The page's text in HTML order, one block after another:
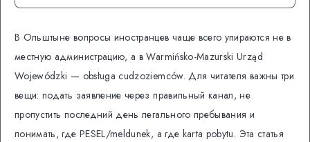
В Ольштыне вопросы иностранцев чаще всего упираются не в
местную администрацию, а в Warmińsko-Mazurski Urząd
Wojewódzki — obsługa cudzoziemców. Для читателя важны три
вещи: подать заявление через правильный канал, не
пропустить последний день легального пребывания и
понимать, где PESEL/meldunek, а где karta pobytu. Эта статья